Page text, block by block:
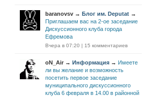
baranovsv → Блог им. Deputat →
Приглашаем вас на 2-ое заседание
Дискуссионного клуба города
Ефремова
Вчера в 07:20 | 15 комментариев
oN_Air → Информация → Имеете
ли вы желание и возможность
посетить первое заседание
муниципального дискуссионного
клуба 6 февраля в 14.00 в районной